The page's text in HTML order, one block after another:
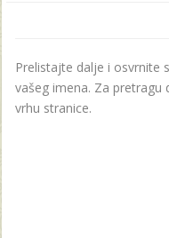
Prelistajte dalje i osvrnite
vašeg imena. Za pretragu
vrhu stranice.